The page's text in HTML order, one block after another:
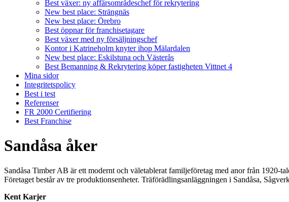
Best växer: ny affärsområdeschef för rekrytering
New best place: Strängnäs
New best place: Örebro
Best öppnar för franchisetagare
Best växer med ny försäljningschef
Kontor i Katrineholm knyter ihop Mälardalen
New best place: Eskilstuna och Västerås
Best Bemanning & Rekrytering köper fastigheten Vittnet 4
Mina sidor
Integritetspolicy
Best i test
Referenser
FR 2000 Certifiering
Best Franchise
Sandåsa åker
Sandåsa Timber AB är ett modernt och väletablerat familjeföretag med anor från 1920-
Företaget består av tre produktionsenheter. Träförädlingsanläggningen i Sandåsa,
Kent Karjer